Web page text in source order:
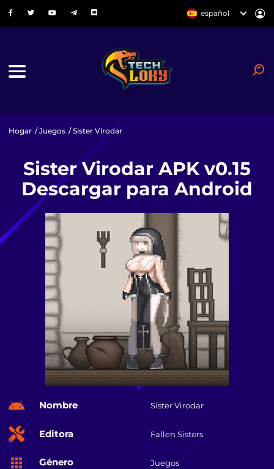
español
Hogar /Juegos / Sister Virodar
Sister Virodar APK v0.15
Descargar para Android
Nombre Sister Virodar
Editora Fallen Sisters
Género Juegos